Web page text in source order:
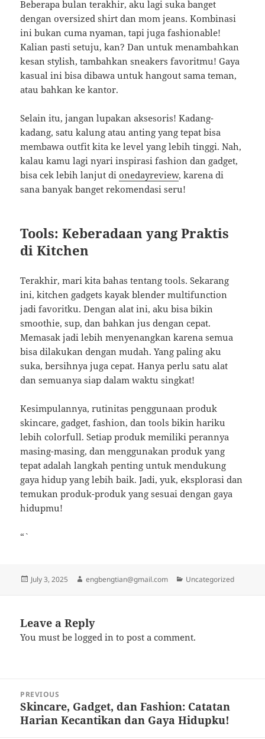
Beberapa bulan terakhir, aku lagi suka banget
dengan oversized shirt dan mom jeans. Kombinasi
ini bukan cuma nyaman, tapi juga fashionable!
Kalian pasti setuju, kan? Dan untuk menambahkan
kesan stylish, tambahkan sneakers favoritmu! Gaya
kasual ini bisa dibawa untuk hangout sama teman,
atau bahkan ke kantor.
Selain itu, jangan lupakan aksesoris! Kadang-
kadang, satu kalung atau anting yang tepat bisa
membawa outfit kita ke level yang lebih tinggi. Nah,
kalau kamu lagi nyari inspirasi fashion dan gadget,
bisa cek lebih lanjut dionedayreview, karena di
sana banyak banget rekomendasi seru!
Tools: Keberadaan yang Praktis
di Kitchen
Terakhir, mari kita bahas tentang tools. Sekarang
ini, kitchen gadgets kayak blender multifunction
jadi favoritku. Dengan alat ini, aku bisa bikin
smoothie, sup, dan bahkan jus dengan cepat.
Memasak jadi lebih menyenangkan karena semua
bisa dilakukan dengan mudah. Yang paling aku
suka, bersihnya juga cepat. Hanya perlu satu alat
dan semuanya siap dalam waktu singkat!
Kesimpulannya, rutinitas penggunaan produk
skincare, gadget, fashion, dan tools bikin hariku
lebih colorfull. Setiap produk memiliki perannya
masing-masing, dan menggunakan produk yang
tepat adalah langkah penting untuk mendukung
gaya hidup yang lebih baik. Jadi, yuk, eksplorasi dan
temukan produk-produk yang sesuai dengan gaya
hidupmu!
“`
Posted
July 3, 2025 Author
engbengtian@gmail.com Categories
Uncategorized
Leave a Reply
You must belogged in to post a comment.
navigation
PREVIOUS
Previous
post:
Skincare, Gadget, dan Fashion: Catatan
Harian Kecantikan dan Gaya Hidupku!